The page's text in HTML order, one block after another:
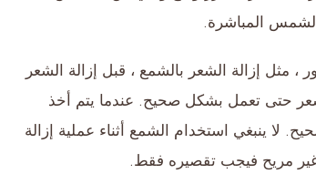
المباشرة.
مثل إزالة الشعر بالشمع ، قبل إزالة الشعر
حتى تعمل بشكل صحيح. عندما يتم أخذ
ينبغي استخدام الشمع أثناء عملية إزالة